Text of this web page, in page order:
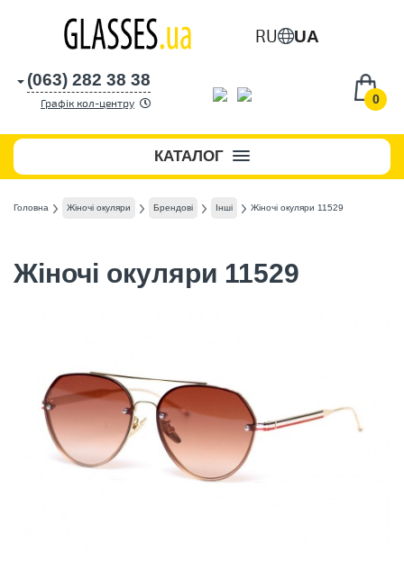
RU UA
0
(063) 282 38 38
Графік кол-центру
КАТАЛОГ
Головна Жіночі окуляри Брендові Інші Жіночі окуляри 11529
Жіночі окуляри 11529